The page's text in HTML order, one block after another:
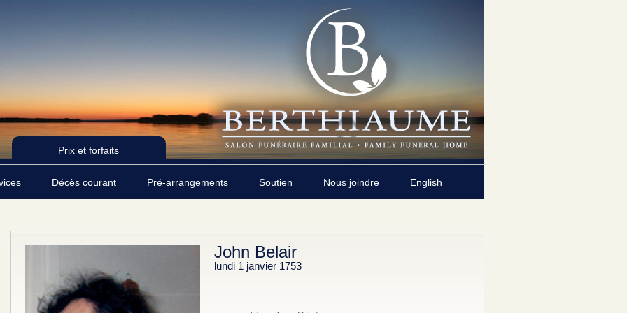
Prix et forfaits
Décès courant Pré-arrangements Soutien Nous joindre English
John Belair
lundi 1 janvier 1753